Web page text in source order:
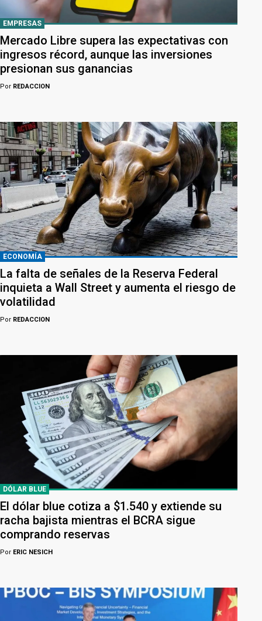
EMPRESAS
Mercado Libre supera las expectativas con
ingresos récord, aunque las inversiones
presionan sus ganancias
Por REDACCION
ECONOMÍA
La falta de señales de la Reserva Federal
inquieta a Wall Street y aumenta el riesgo de
volatilidad
Por REDACCION
DÓLAR BLUE
El dólar blue cotiza a $1.540 y extiende su
racha bajista mientras el BCRA sigue
comprando reservas
Por ERIC NESICH